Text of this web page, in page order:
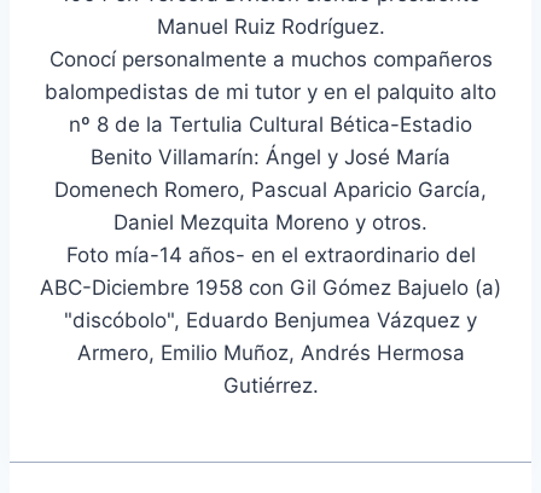
Manuel Ruiz Rodríguez.
Conocí personalmente a muchos compañeros
balompedistas de mi tutor y en el palquito alto
nº 8 de la Tertulia Cultural Bética-Estadio
Benito Villamarín: Ángel y José María
Domenech Romero, Pascual Aparicio García,
Daniel Mezquita Moreno y otros.
Foto mía-14 años- en el extraordinario del
ABC-Diciembre 1958 con Gil Gómez Bajuelo (a)
"discóbolo", Eduardo Benjumea Vázquez y
Armero, Emilio Muñoz, Andrés Hermosa
Gutiérrez.